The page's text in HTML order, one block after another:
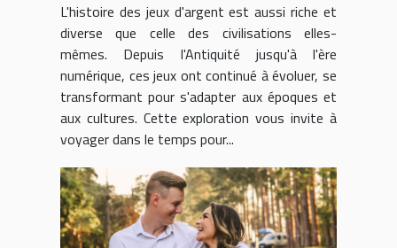
L'histoire des jeux d'argent est aussi riche et
diverse que celle des civilisations elles-
mêmes. Depuis l'Antiquité jusqu'à l'ère
numérique, ces jeux ont continué à évoluer, se
transformant pour s'adapter aux époques et
aux cultures. Cette exploration vous invite à
voyager dans le temps pour...